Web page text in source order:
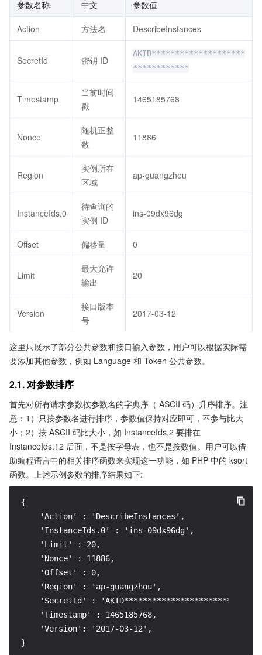
参数名称 中文 参数值
Action 方法名 DescribeInstances
SecretId 密钥 ID
AKID********************
************
Timestamp
当前时间
戳
1465185768
Nonce
随机正整
数
11886
Region
实例所在
区域
ap-guangzhou
InstanceIds.0
待查询的
实例 ID
ins-09dx96dg
Offset 偏移量 0
Limit
最大允许
输出
20
Version
接口版本
号
2017-03-12
这里只展示了部分公共参数和接口输入参数，用户可以根据实际需
要添加其他参数，例如 Language 和 Token 公共参数。
2.1. 对参数排序
首先对所有请求参数按参数名的字典序（ ASCII 码）升序排序。注
意：1）只按参数名进行排序，参数值保持对应即可，不参与比大
小；2）按 ASCII 码比大小，如 InstanceIds.2 要排在
InstanceIds.12 后面，不是按字母表，也不是按数值。用户可以借
助编程语言中的相关排序函数来实现这一功能，如 PHP 中的 ksort
函数。上述示例参数的排序结果如下:
{
    'Action' : 'DescribeInstances',
    'InstanceIds.0' : 'ins-09dx96dg',
    'Limit' : 20,
    'Nonce' : 11886,
    'Offset' : 0,
    'Region' : 'ap-guangzhou',
'SecretId' :
    'Timestamp' : 1465185768,
    'Version': '2017-03-12',
}